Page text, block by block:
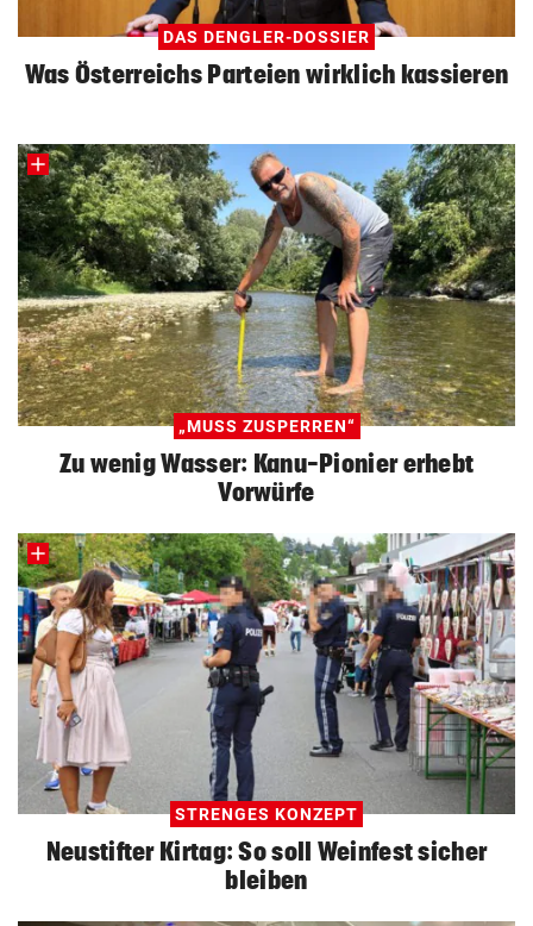
DAS DENGLER-DOSSIER
Was Österreichs Parteien wirklich kassieren
„MUSS ZUSPERREN“
Zu wenig Wasser: Kanu-Pionier erhebt
Vorwürfe
STRENGES KONZEPT
Neustifter Kirtag: So soll Weinfest sicher
bleiben